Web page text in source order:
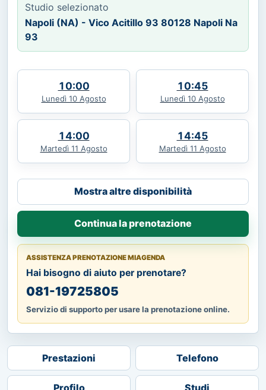
Studio selezionato
Napoli (NA) - Vico Acitillo 93 80128 Napoli Na
93
10:00
Lunedì 10 Agosto
10:45
Lunedì 10 Agosto
14:00
Martedì 11 Agosto
14:45
Martedì 11 Agosto
Mostra altre disponibilità
Continua la prenotazione
ASSISTENZA PRENOTAZIONE MIAGENDA
Hai bisogno di aiuto per prenotare?
081-19725805
Servizio di supporto per usare la prenotazione online.
Prestazioni Telefono
Profilo Studi